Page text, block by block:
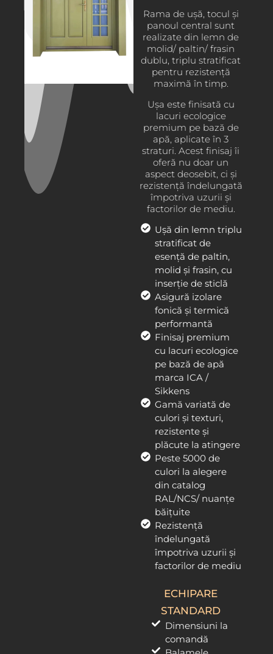
Rama de ușă, tocul și
panoul central sunt
realizate din lemn de
molid/ paltin/ frasin
dublu, triplu stratificat
pentru rezistență
maximă în timp.
Ușa este finisată cu
lacuri ecologice
premium pe bază de
apă, aplicate în 3
straturi. Acest finisaj îi
oferă nu doar un
aspect deosebit, ci și
rezistență îndelungată
împotriva uzurii și
factorilor de mediu.
Ușă din lemn triplu
stratificat de
esență de paltin,
molid și frasin, cu
inserție de sticlă
Asigură izolare
fonică și termică
performantă
Finisaj premium
cu lacuri ecologice
pe bază de apă
marca ICA /
Sikkens
Gamă variată de
culori și texturi,
rezistente și
plăcute la atingere
Peste 5000 de
culori la alegere
din catalog
RAL/NCS/ nuanțe
băițuite
Rezistență
îndelungată
împotriva uzurii și
factorilor de mediu
ECHIPARE
STANDARD
Dimensiuni la
comandă